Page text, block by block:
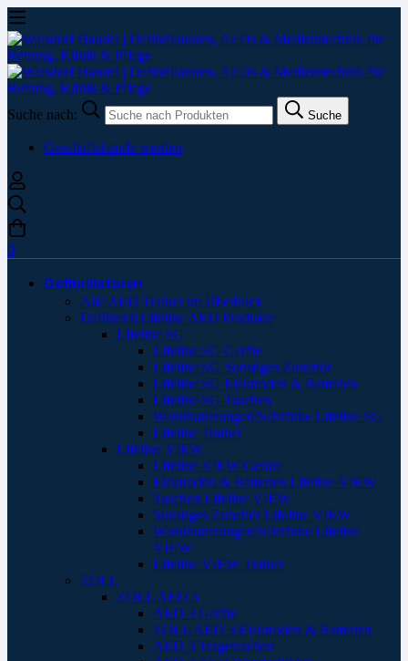
Suche nach: Suche
Geschäftskunde werden
0
Defibrillatoren
Alle AED Trainer im Überblick
Defibtech Lifeline AED Produkte
Lifeline SG
Lifeline SG Geräte
Lifeline SG Sonstiges Zubehör
Lifeline SG Elektroden & Batterien
Lifeline SG Taschen
Wandhalterungen/Schränke Lifeline SG
Lifeline Trainer
Lifeline VIEW
Lifeline VIEW Geräte
Elektroden & Batterien Lifeline VIEW
Taschen Lifeline VIEW
Sonstiges Zubehör Lifeline VIEW
Wandhalterungen/Schränke Lifeline
VIEW
Lifeline VIEW Trainer
ZOLL
ZOLL AED 3
AED 3 Geräte
ZOLL AED 3 Elektroden & Batterien
AED 3 Tragetaschen